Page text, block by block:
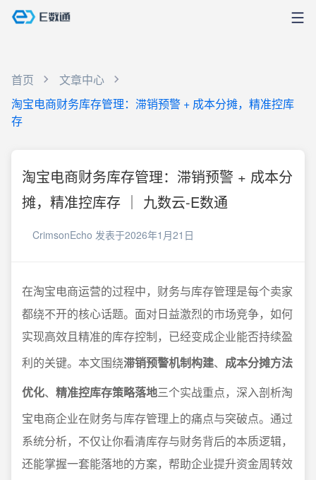
首页
文章中心
淘宝电商财务库存管理：滞销预警 + 成本分摊，精准控库
存
淘宝电商财务库存管理：滞销预警 + 成本分
摊，精准控库存 ｜ 九数云-E数通
CrimsonEcho 发表于2026年1月21日
在淘宝电商运营的过程中，财务与库存管理是每个卖家
都绕不开的核心话题。面对日益激烈的市场竞争，如何
实现高效且精准的库存控制，已经变成企业能否持续盈
利的关键。本文围绕滞销预警机制构建、 成本分摊方法
优化、 精准控库存策略落地三个实战重点，深入剖析淘
宝电商企业在财务与库存管理上的痛点与突破点。通过
系统分析，不仅让你看清库存与财务背后的本质逻辑，
还能掌握一套能落地的方案，帮助企业提升资金周转效